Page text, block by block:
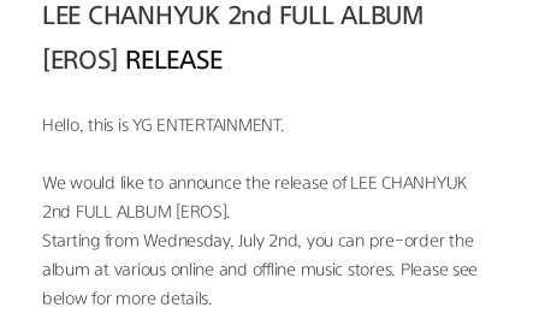
LEE CHANHYUK 2nd FULL ALBUM
[EROS]
RELEASE
Hello, this is YG ENTERTAINMENT.
We would like to announce the release of LEE CHANHYUK
2nd FULL ALBUM [EROS].
Starting from Wednesday, July 2nd, you can pre-order the
album at various online and offline music stores. Please see
below for more details.